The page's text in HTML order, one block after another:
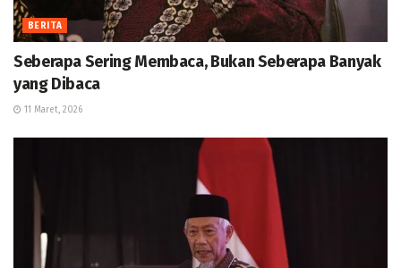
BERITA
Seberapa Sering Membaca, Bukan Seberapa Banyak
yang Dibaca
11 Maret, 2026